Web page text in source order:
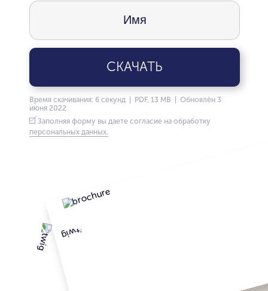
СКАЧАТЬ
Время скачивания: 6 секунд | PDF, 13 MB | Обновлён 3
июня 2022
Заполняя форму вы даете согласие на обработку
персональных данных.